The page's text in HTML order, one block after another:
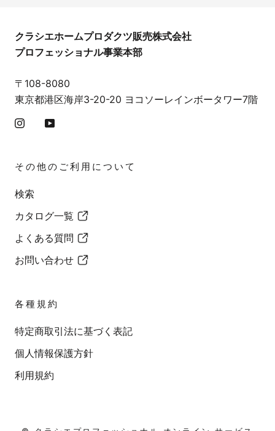
クラシエホームプロダクツ販売株式会社
プロフェッショナル事業本部
〒108-8080
東京都港区海岸3-20-20 ヨコソーレインボータワー7階
その他のご利用について
検索
カタログ一覧
よくある質問
お問い合わせ
各種規約
特定商取引法に基づく表記
個人情報保護方針
利用規約